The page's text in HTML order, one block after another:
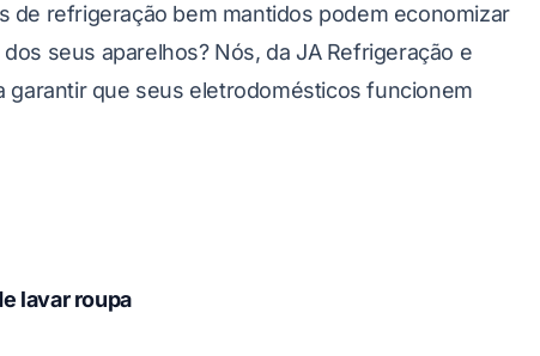
de refrigeração bem mantidos podem economizar
seus aparelhos? Nós, da JA Refrigeração e
garantir que seus eletrodomésticos funcionem
lavar roupa